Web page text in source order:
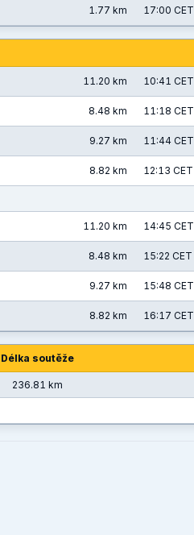
1.77 km 17:00 CET
11.20 km 10:41 CET
8.48 km 11:18 CET
9.27 km 11:44 CET
8.82 km 12:13 CET
11.20 km 14:45 CET
8.48 km 15:22 CET
9.27 km 15:48 CET
8.82 km 16:17 CET
Délka soutěže
236.81 km